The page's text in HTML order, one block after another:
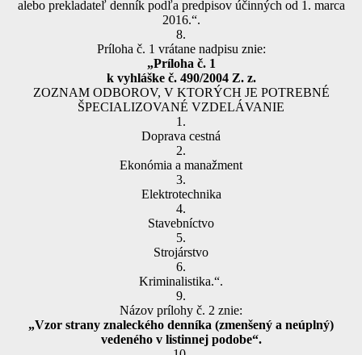
alebo prekladateľ denník podľa predpisov účinných od 1. marca
2016.“.
8.
Príloha č. 1 vrátane nadpisu znie:
„Príloha č. 1
k vyhláške č. 490/2004 Z. z.
ZOZNAM ODBOROV, V KTORÝCH JE POTREBNÉ
ŠPECIALIZOVANÉ VZDELÁVANIE
1.
Doprava cestná
2.
Ekonómia a manažment
3.
Elektrotechnika
4.
Stavebníctvo
5.
Strojárstvo
6.
Kriminalistika.“.
9.
Názov prílohy č. 2 znie:
„Vzor strany znaleckého denníka (zmenšený a neúplný)
vedeného v listinnej podobe“.